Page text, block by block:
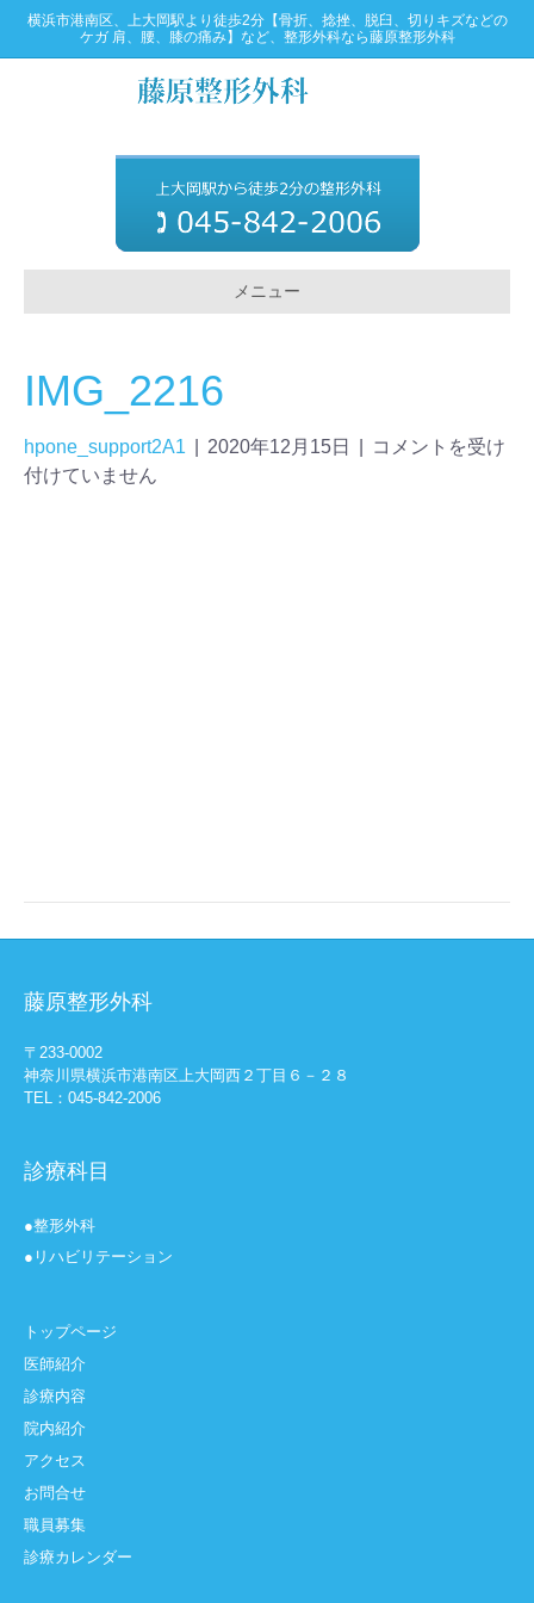
横浜市港南区、上大岡駅より徒歩2分【骨折、捻挫、脱臼、切りキズなどの
ケガ 肩、腰、膝の痛み】など、整形外科なら藤原整形外科
メニュー
IMG_2216
hpone_support2A1 2020年12月15日
コメントを受け
付けていません
藤原整形外科
〒233-0002
神奈川県横浜市港南区上大岡西２丁目６－２８
TEL：045-842-2006
診療科目
●整形外科
●リハビリテーション
トップページ
医師紹介
診療内容
院内紹介
アクセス
お問合せ
職員募集
診療カレンダー